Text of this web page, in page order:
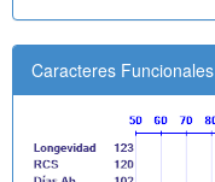
Caracteres Funcionales